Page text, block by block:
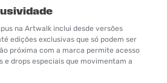
na Artwalk inclui desde versões
edições exclusivas que só podem ser
próxima com a marca permite acesso
e drops especiais que movimentam a